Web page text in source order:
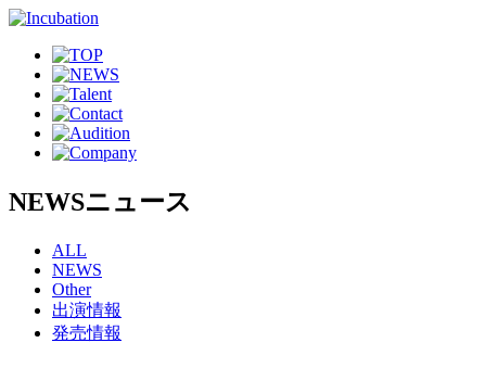
NEWSニュース
ALL
NEWS
Other
出演情報
発売情報